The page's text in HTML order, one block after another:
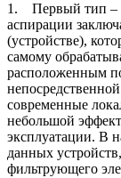
1. Первый тип –
аспирации
(устройстве),
самому
расположенным
современные
небольшой
эксплуатации. В
данных
фильтрующего